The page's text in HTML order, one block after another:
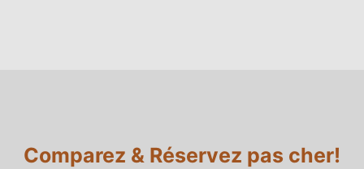
Comparez & Réservez pas cher!